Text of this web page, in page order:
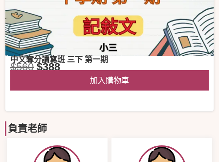
中文奪分讀寫班 三下 第一期
$560 $388
加入購物車
負責老師